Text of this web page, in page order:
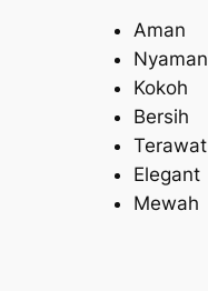
Aman
Nyaman
Kokoh
Bersih
Terawat
Elegant
Mewah